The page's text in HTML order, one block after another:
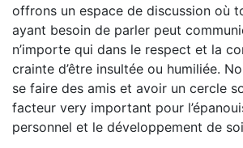
offrons un espace de discussion où
ayant besoin de parler peut
n’importe qui dans le respect et la
crainte d’être insultée ou humiliée.
se faire des amis et avoir un cercle
facteur very important pour
personnel et le développement de